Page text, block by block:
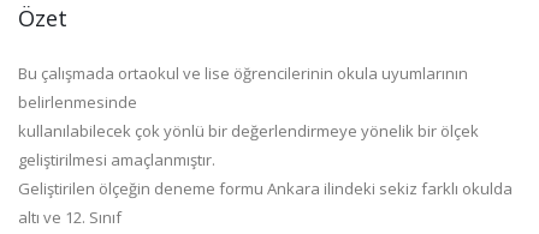
Özet
Bu çalışmada ortaokul ve lise öğrencilerinin okula uyumlarının
belirlenmesinde
kullanılabilecek çok yönlü bir değerlendirmeye yönelik bir ölçek
geliştirilmesi amaçlanmıştır.
Geliştirilen ölçeğin deneme formu Ankara ilindeki sekiz farklı okulda
altı ve 12. Sınıf